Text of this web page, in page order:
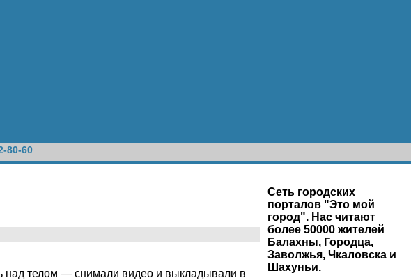
80-60
над телом — снимали видео и выкладывали в
Сеть городских
порталов "Это мой
город". Нас читают
более 50000 жителей
Балахны, Городца,
Заволжья, Чкаловска и
Шахуньи.